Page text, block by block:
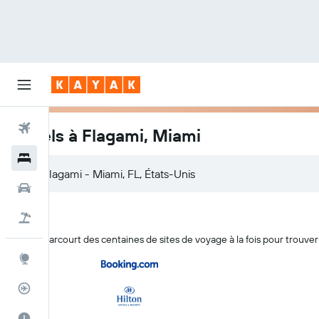
Vols
Hôtels à Flagami, Miami
KAYAK parcourt des centaines de sites de voyage à la fois pour trouver